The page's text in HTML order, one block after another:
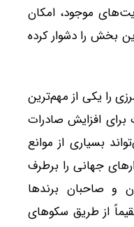
موجود، امکان
بخش را دشوار کرده
را یکی از مهم‌ترین
برای افزایش صادرات
بسیاری از موانع
جهانی را برطرف
و صاحبان برندها
از طریق سکوهای